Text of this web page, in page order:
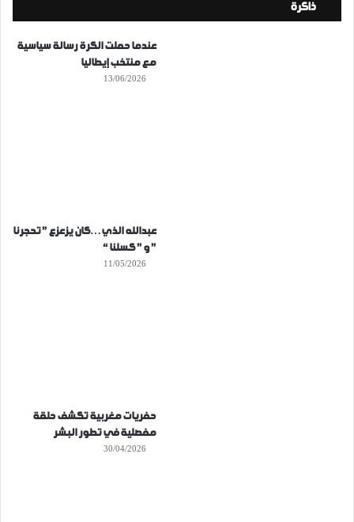
ذاكرة
عندما حملت الكرة رسالة سياسية
مع منتخب إيطاليا
13/06/2026
عبدالله الذي…كان يزعزع ” تحجرنا
” و ” كسلنا “
11/05/2026
حفريات مغربية تكشف حلقة
مفصلية في تطور البشر
30/04/2026